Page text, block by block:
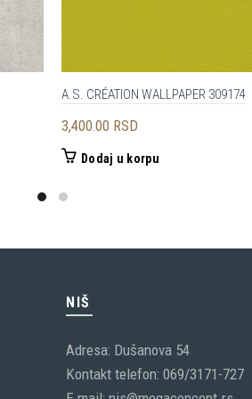
A.S. CRÉATION WALLPAPER 309174
3,400.00 RSD
Dodaj u korpu
NIŠ
Adresa: Dušanova 54
Kontakt telefon: 069/3171-727